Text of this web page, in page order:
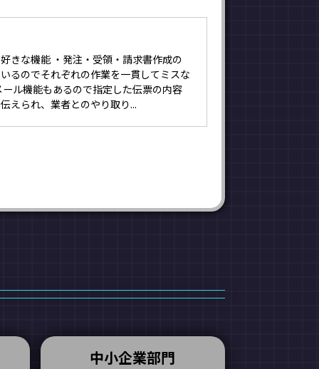
きな機能 ・発注・受領・請求書作成の
るのでそれぞれの作業を一貫してミスな
ル機能もあるので指定した伝票の内容
えられ、業者とのやり取り...
中小企業部門